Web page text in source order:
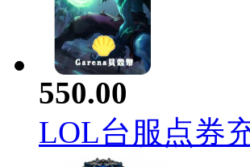
550.00
LOL台服点券